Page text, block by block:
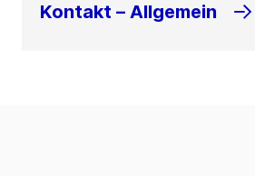
Kontakt – Allgemein